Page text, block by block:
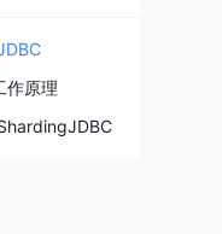
作原理